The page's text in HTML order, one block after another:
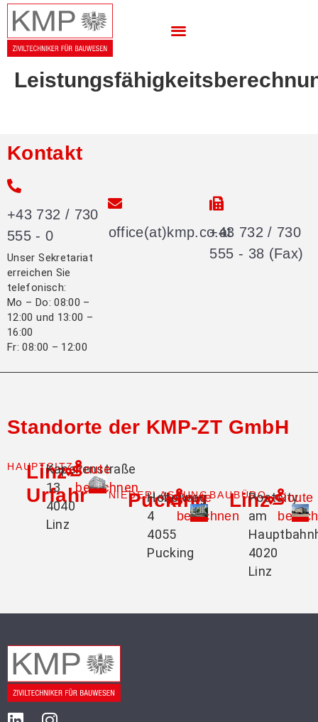
Kontakt
+43 732 / 730
555 - 0
Unser Sekretariat
erreichen Sie
telefonisch:
Mo – Do: 08:00 –
12:00 und 13:00 –
16:00
Fr: 08:00 – 12:00
office(at)kmp.co.at+43 732 / 730
555 - 38 (Fax)
Standorte der KMP-ZT GmbH
HAUPTSITZ
Linz-
Urfahr
Kapellenstraße
13
4040
Linz
Route
berechnenNIEDERLASSUNG
Pucking
Hobelweg
4
4055
Pucking
Route
berechnen
BAUBÜRO
LinzPostcity
am
4020
Linz
Route